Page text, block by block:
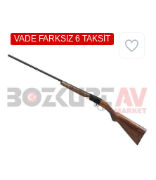
VADE FARKSIZ 6 TAKSİT